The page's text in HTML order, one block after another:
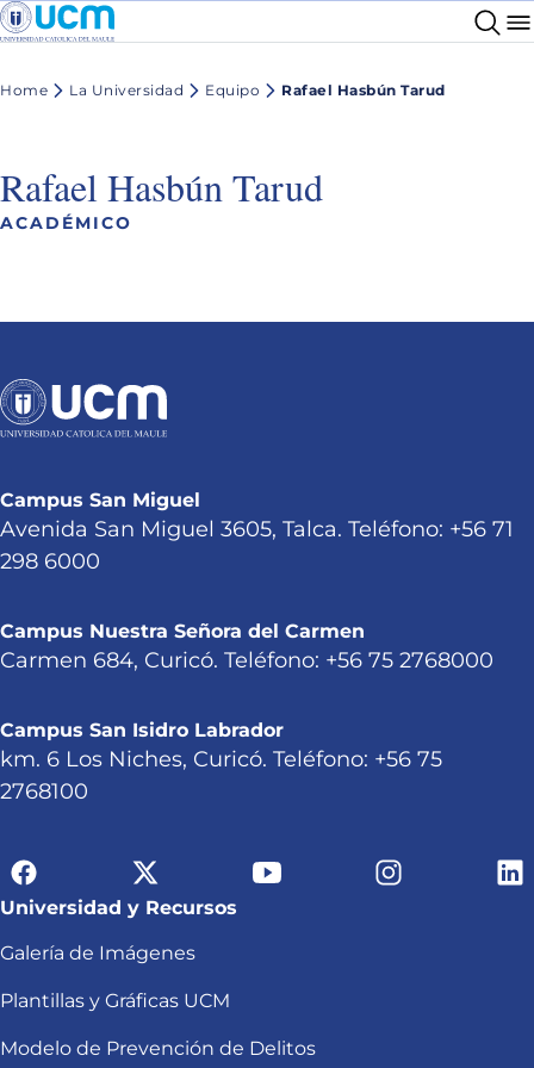
Home La Universidad Equipo Rafael Hasbún Tarud
Rafael Hasbún Tarud
ACADÉMICO
Campus San Miguel
Avenida San Miguel 3605, Talca. Teléfono: +56 71
298 6000
Campus Nuestra Señora del Carmen
Carmen 684, Curicó. Teléfono: +56 75 2768000
Campus San Isidro Labrador
km. 6 Los Niches, Curicó. Teléfono: +56 75
2768100
Universidad y Recursos
Galería de Imágenes
Plantillas y Gráficas UCM
Modelo de Prevención de Delitos